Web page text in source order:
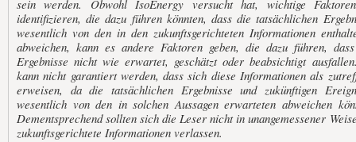
sein werden. Obwohl IsoEnergy versucht hat, wichtige
identifizieren, die dazu führen könnten, dass die tatsächlichen
wesentlich von den in den zukunftsgerichteten Informationen
abweichen, kann es andere Faktoren geben, die dazu führen,
Ergebnisse nicht wie erwartet, geschätzt oder beabsichtigt
kann nicht garantiert werden, dass sich diese Informationen als
erweisen, da die tatsächlichen Ergebnisse und zukünftigen
wesentlich von den in solchen Aussagen erwarteten abweichen
Dementsprechend sollten sich die Leser nicht in unangemessener
zukunftsgerichtete Informationen verlassen.